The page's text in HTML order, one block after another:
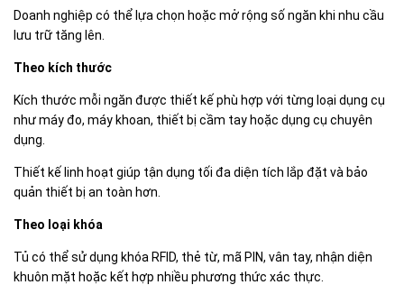
Doanh nghiệp có thể lựa chọn hoặc mở rộng số ngăn khi nhu cầu
lưu trữ tăng lên.
Theo kích thước
Kích thước mỗi ngăn được thiết kế phù hợp với từng loại dụng cụ
như máy đo, máy khoan, thiết bị cầm tay hoặc dụng cụ chuyên
dụng.
Thiết kế linh hoạt giúp tận dụng tối đa diện tích lắp đặt và bảo
quản thiết bị an toàn hơn.
Theo loại khóa
Tủ có thể sử dụng khóa RFID, thẻ từ, mã PIN, vân tay, nhận diện
khuôn mặt hoặc kết hợp nhiều phương thức xác thực.